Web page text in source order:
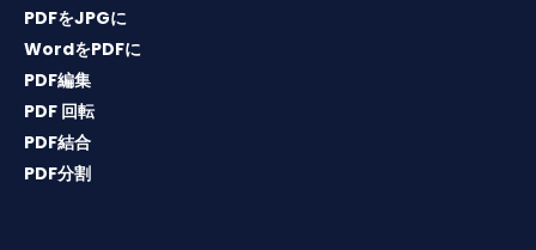
PDFをJPGに
WordをPDFに
PDF編集
PDF 回転
PDF結合
PDF分割